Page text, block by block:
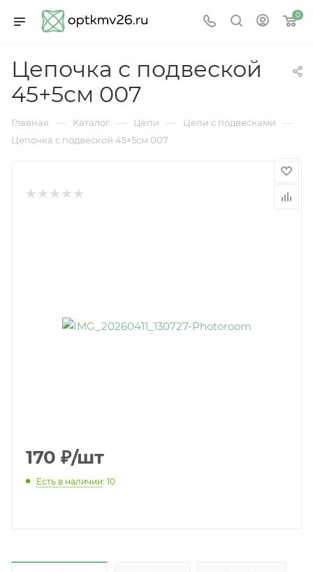
0
Цепочка с подвеской
45+5см 007
Главная — Каталог — Цепи — Цепи с подвесками —
Цепочка с подвеской 45+5см 007
170 ₽/шт
Есть в наличии: 10